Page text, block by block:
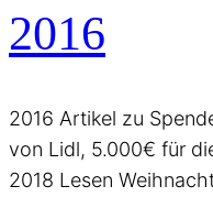
2016
2016 Artikel zu
von Lidl, 5.000€ für
2018 Lesen